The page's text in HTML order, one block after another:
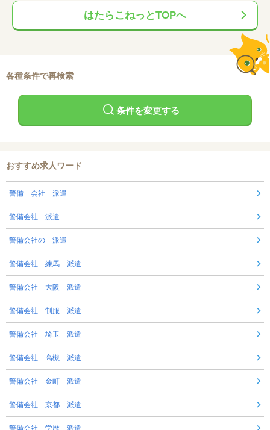
はたらこねっとTOPへ
各種条件で再検索
条件を変更する
おすすめ求人ワード
警備 会社 派遣
警備会社 派遣
警備会社の 派遣
警備会社 練馬 派遣
警備会社 大阪 派遣
警備会社 制服 派遣
警備会社 埼玉 派遣
警備会社 高槻 派遣
警備会社 金町 派遣
警備会社 京都 派遣
警備会社 学歴 派遣